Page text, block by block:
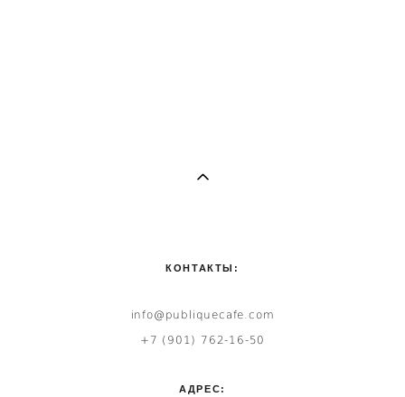
КОНТАКТЫ:
info@publiquecafe.com
+7 (901) 762-16-50
АДРЕС: